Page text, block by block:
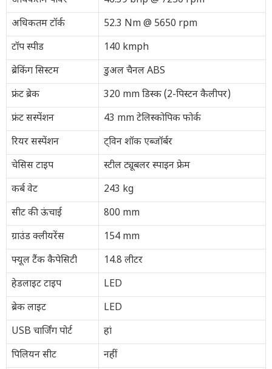
अधिकतम टॉर्क
52.3 Nm @ 5650 rpm
टॉप स्पीड
140 kmph
ब्रेकिंग सिस्टम
डुअल चैनल ABS
फ्रंट ब्रेक
320 mm डिस्क (2-पिस्टन कैलीपर)
फ्रंट सस्पेंशन
43 mm टेलिस्कोपिक फोर्क
रियर सस्पेंशन
ट्विन शॉक एब्जॉर्बर
चेसिस टाइप
स्टील ट्यूबलर स्पाइन फ्रेम
कर्ब वेट
243 kg
सीट की ऊंचाई
800 mm
ग्राउंड क्लीयरेंस
154 mm
फ्यूल टैंक कैपेसिटी
14.8 लीटर
हेडलाइट टाइप
LED
ब्रेक लाइट
LED
USB चार्जिंग पोर्ट
हां
पिलियन सीट
नहीं